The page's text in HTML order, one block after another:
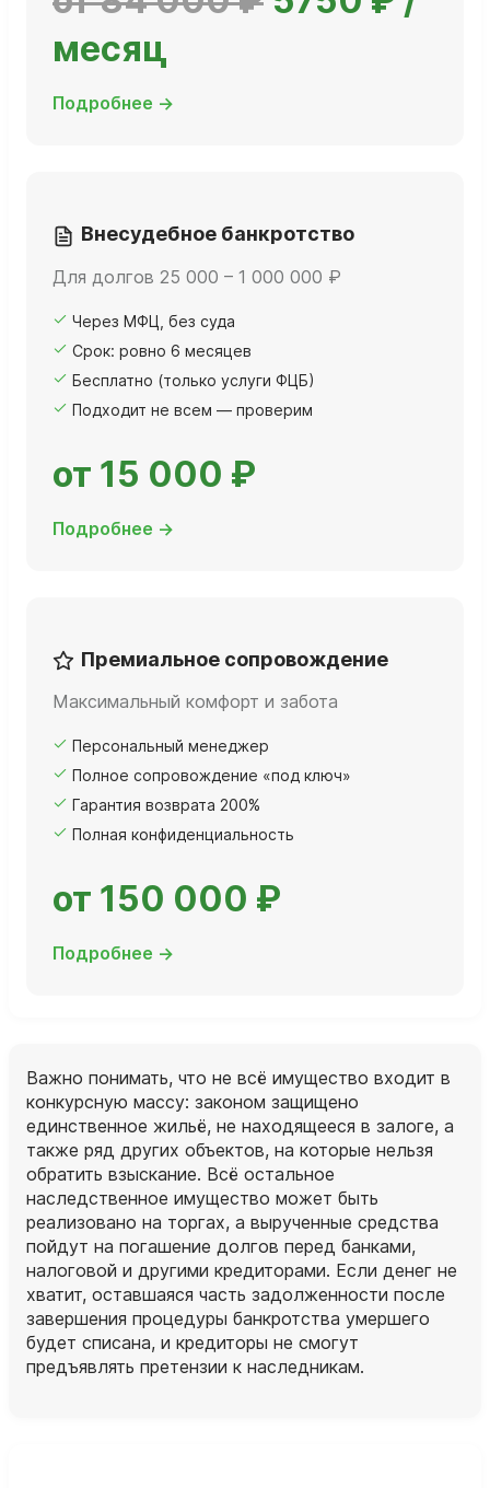
месяц
Подробнее →
Внесудебное банкротство
Для долгов 25 000 – 1 000 000 ₽
Через МФЦ, без суда
Срок: ровно 6 месяцев
Бесплатно (только услуги ФЦБ)
Подходит не всем — проверим
от 15 000 ₽
Подробнее →
Премиальное сопровождение
Максимальный комфорт и забота
Персональный менеджер
Полное сопровождение «под ключ»
Гарантия возврата 200%
Полная конфиденциальность
от 150 000 ₽
Подробнее →
Важно понимать, что не всё имущество входит в
конкурсную массу: законом защищено
единственное жильё, не находящееся в залоге, а
также ряд других объектов, на которые нельзя
обратить взыскание. Всё остальное
наследственное имущество может быть
реализовано на торгах, а вырученные средства
пойдут на погашение долгов перед банками,
налоговой и другими кредиторами. Если денег не
хватит, оставшаяся часть задолженности после
завершения процедуры банкротства умершего
будет списана, и кредиторы не смогут
предъявлять претензии к наследникам.